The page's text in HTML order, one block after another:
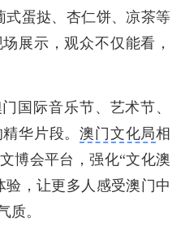
蛋挞、杏仁饼、凉茶等
展示，观众不仅能看，
国际音乐节、艺术节、
华片段。澳门文化局相
博会平台，强化“文化澳
验，让更多人感受澳门中
质。